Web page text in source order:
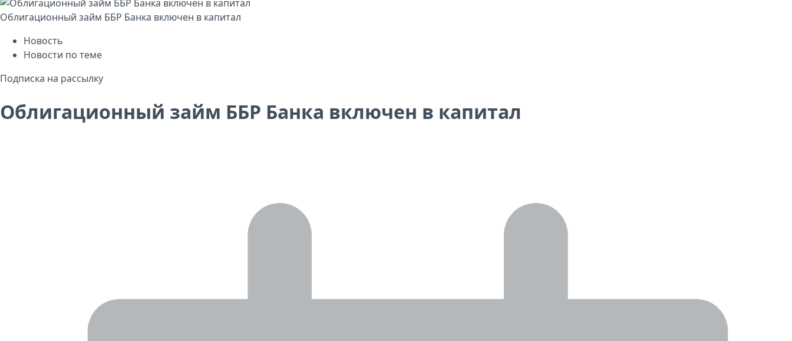
Облигационный займ ББР Банка включен в капитал
Новость
Новости по теме
Подписка на рассылку
Облигационный займ ББР Банка включен в капитал